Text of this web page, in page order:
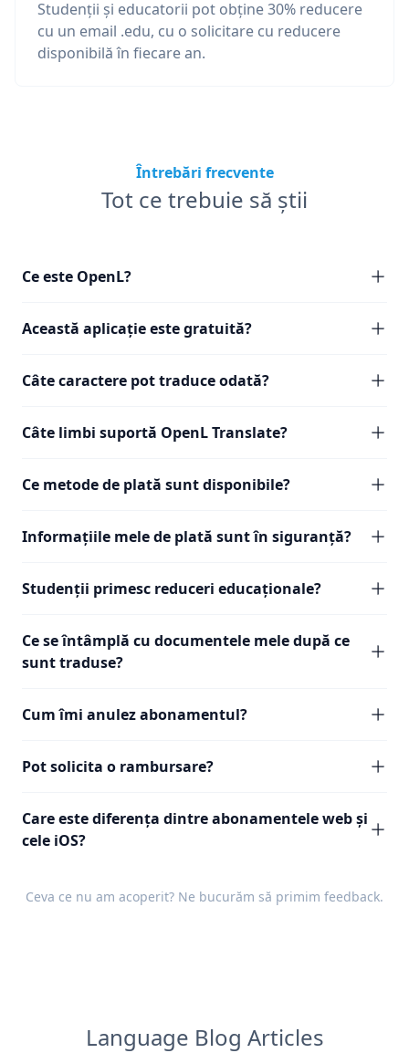
Studenții și educatorii pot obține 30% reducere
cu un email .edu, cu o solicitare cu reducere
disponibilă în fiecare an.
Întrebări frecvente
Tot ce trebuie să știi
Ce este OpenL?
Această aplicație este gratuită?
Câte caractere pot traduce odată?
Câte limbi suportă OpenL Translate?
Ce metode de plată sunt disponibile?
Informațiile mele de plată sunt în siguranță?
Studenții primesc reduceri educaționale?
Ce se întâmplă cu documentele mele după ce
sunt traduse?
Cum îmi anulez abonamentul?
Pot solicita o rambursare?
Care este diferența dintre abonamentele web și
cele iOS?
Ceva ce nu am acoperit? Ne bucurăm să primim feedback.
Language Blog Articles